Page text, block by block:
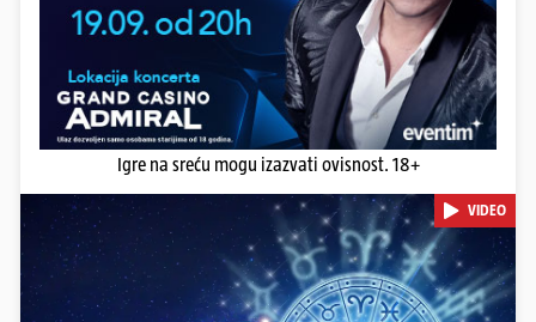
Igre na sreću mogu izazvati ovisnost. 18+
VIDEO